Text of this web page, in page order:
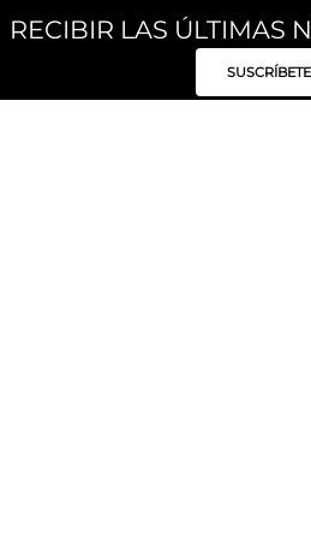
RECIBIR LAS ÚLTIMAS
SUSCRÍBETE